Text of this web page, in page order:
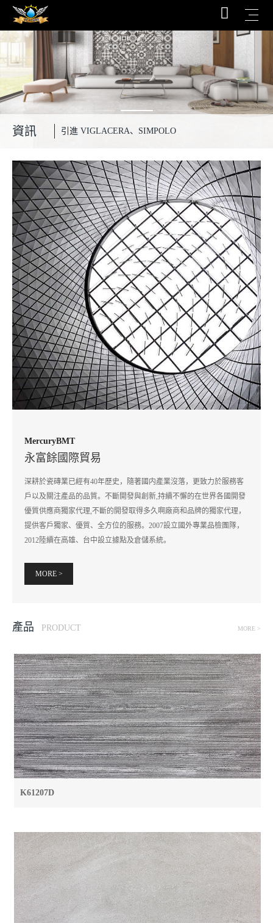
資訊 引進 VIGLACERA、SIMPOLO
MercuryBMT
永富餘國際貿易
深耕於瓷磚業已經有40年歷史，隨著國内產業沒落，更致力於服務客
戶以及關注產品的品質。不斷開發與創新,持續不懈的在世界各國開發
優質供應商獨家代理,不斷的開發取得多久啊廠商和品牌的獨家代理，
提供客戶獨家、優質、全方位的服務。2007設立國外專業品檢團隊，
2012陸續在高雄、台中設立據點及倉儲系統。
MORE >
產品 PRODUCT MORE >
K61207D